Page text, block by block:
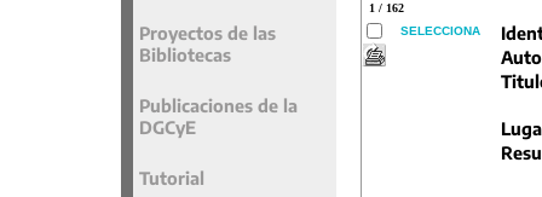
Proyectos de las
Bibliotecas
Publicaciones de la
DGCyE
Tutorial
1 / 162
SELECCIONA